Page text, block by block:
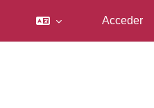
Acceder